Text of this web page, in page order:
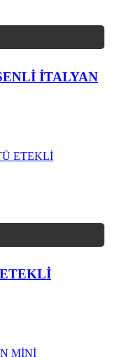
İTALYAN